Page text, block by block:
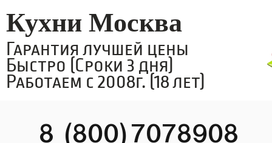
Кухни Москва
Гарантия лучшей цены
Быстро (Сроки 3 дня)
Работаем с 2008г. (18 лет)
8 (800)7078908